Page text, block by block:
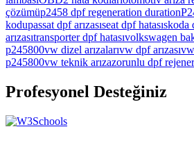
çözümüp2458 dpf regeneration duration
kodupassat dpf arızasıseat dpf hatasıskoda
arızasıtransporter dpf hatasıvolkswagen
p245800vw dizel arızalarıvw dpf arızası
p245800vw teknik arızazorunlu dpf
Profesyonel Desteğiniz